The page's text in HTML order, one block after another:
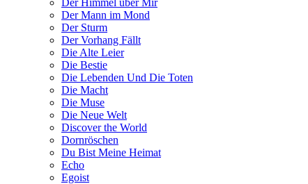
Der Mann im Mond
Der Sturm
Der Vorhang Fällt
Die Alte Leier
Die Bestie
Die Lebenden Und Die Toten
Die Macht
Die Muse
Die Neue Welt
Discover the World
Dornröschen
Du Bist Meine Heimat
Echo
Egoist